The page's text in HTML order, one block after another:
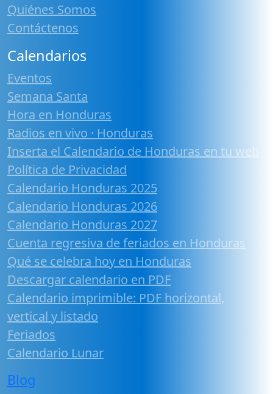
Quiénes Somos
Contáctenos
Calendarios
Eventos
Semana Santa
Hora en Honduras
Radios en vivo · Honduras
Inserta el Calendario de Honduras en tu web
Política de Privacidad
Calendario Honduras 2025
Calendario Honduras 2026
Calendario Honduras 2027
Cuenta regresiva de feriados en Honduras
Qué se celebra hoy en Honduras
Descargar calendario en PDF
Calendario imprimible: PDF horizontal,
vertical y listado
Feriados
Calendario Lunar
Blog